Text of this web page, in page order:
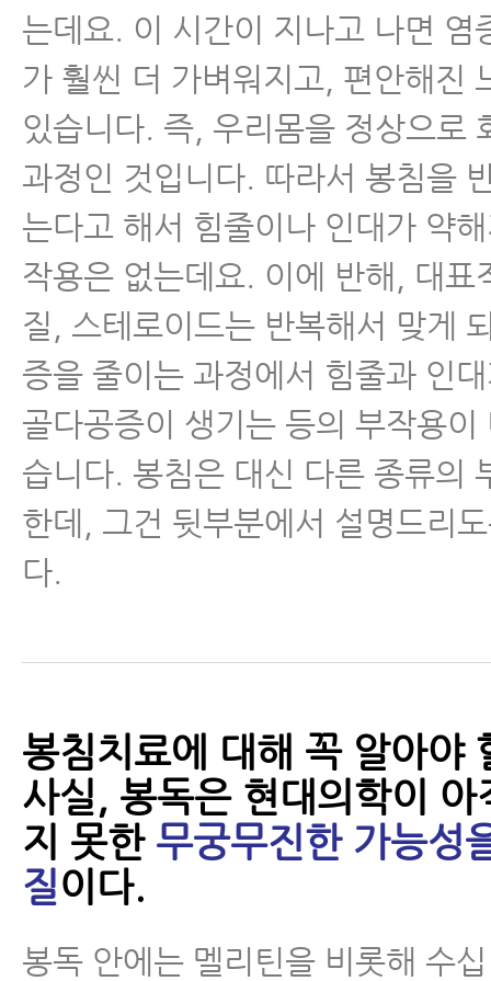
는데요. 이 시간이 지나고 나면 염
가 훨씬 더 가벼워지고, 편안해진
있습니다. 즉, 우리몸을 정상으로
과정인 것입니다. 따라서 봉침을
는다고 해서 힘줄이나 인대가 약
작용은 없는데요. 이에 반해, 대표
질, 스테로이드는 반복해서 맞게
증을 줄이는 과정에서 힘줄과 인
골다공증이 생기는 등의 부작용이
습니다. 봉침은 대신 다른 종류의
한데, 그건 뒷부분에서 설명드리
다.
봉침치료에 대해 꼭 알아야
사실, 봉독은 현대의학이 아
지 못한 무궁무진한 가능성
질이다.
봉독 안에는 멜리틴을 비롯해 수